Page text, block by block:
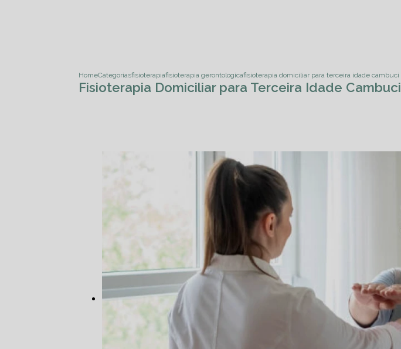
HomeCategoriasfisioterapiafisioterapia gerontologicafisioterapia domiciliar para terceira idade cambuci
Fisioterapia Domiciliar para Terceira Idade Cambuci